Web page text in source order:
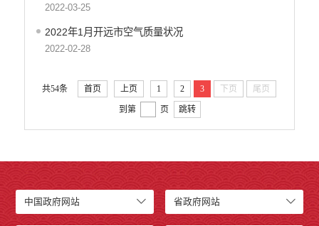
环保督察
医疗卫生
行政处罚和行政强制
乡村振兴工作信息公开
2022-03-25
2022年1月开远市空气质量状况
2022-02-28
共54条 首页 上页 1 2 3 下页 尾页
到第 页 跳转
中国政府网站 省政府网站